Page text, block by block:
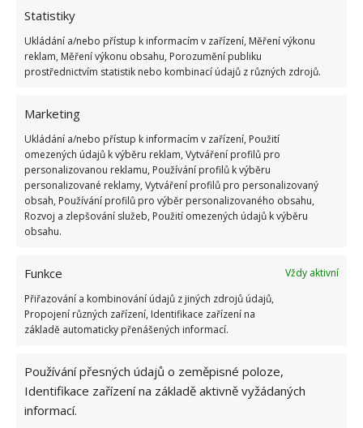
Statistiky
Ukládání a/nebo přístup k informacím v zařízení, Měření výkonu
reklam, Měření výkonu obsahu, Porozumění publiku
prostřednictvím statistik nebo kombinací údajů z různých zdrojů.
Marketing
Ukládání a/nebo přístup k informacím v zařízení, Použití
omezených údajů k výběru reklam, Vytváření profilů pro
personalizovanou reklamu, Používání profilů k výběru
personalizované reklamy, Vytváření profilů pro personalizovaný
obsah, Používání profilů pro výběr personalizovaného obsahu,
Rozvoj a zlepšování služeb, Použití omezených údajů k výběru
obsahu.
Funkce
Vždy aktivní
Přiřazování a kombinování údajů z jiných zdrojů údajů,
Propojení různých zařízení, Identifikace zařízení na
základě automaticky přenášených informací.
Používání přesných údajů o zeměpisné poloze,
Identifikace zařízení na základě aktivně vyžádaných
informací.
společnost. Hlavně kvalitu života prakticky každého
člověka. Dovolují mnoho obchodních operací a
chlazené zboží putuje odněkud někam prakticky
neustále. Za čedar z Anglie můžete poděkovat jen
Náročnost a zajímavosti
V průměrné domácnosti spotřebuje lednice 10 %
veškeré energie. Jde hlavně o to, že je neustále v
chodu. Čím více věcí v ní je, tím je proces chlazení
ledniček.
od
nejrůznějších zbytků a nánosů, které v ní zůstaly.
První komerční lednici představila v roce 1911 firma
General Motors. Prvním modelem byl Kelvinator,
Zdroj:Delish